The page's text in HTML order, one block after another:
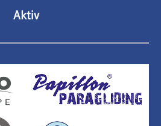
Aktiv